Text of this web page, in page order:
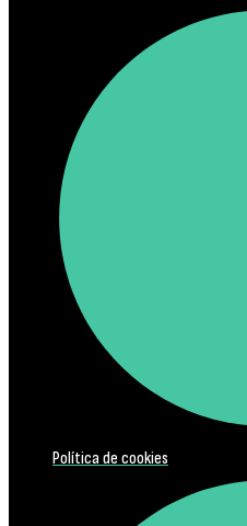
Política de cookies